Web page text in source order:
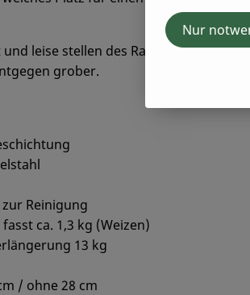
und leise stellen des Radios, kann die
grober.
Reinigung
ca. 1,3 kg (Weizen)
13 kg
/ ohne 28 cm
Nur